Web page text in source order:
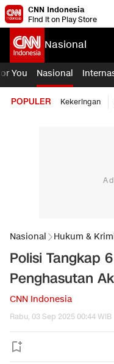
CNN Indonesia
Find it on Play Store
Nasional
You Nasional
POPULER Kekeringan
Nasional Hukum &
Polisi Tangkap
Penghasutan
CNN Indonesia
Rabu, 03 Sep 2025 00:44 WIB